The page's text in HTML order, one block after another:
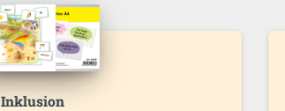
Inklusion